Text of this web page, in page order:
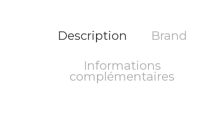
Description Brand
Informations
complémentaires